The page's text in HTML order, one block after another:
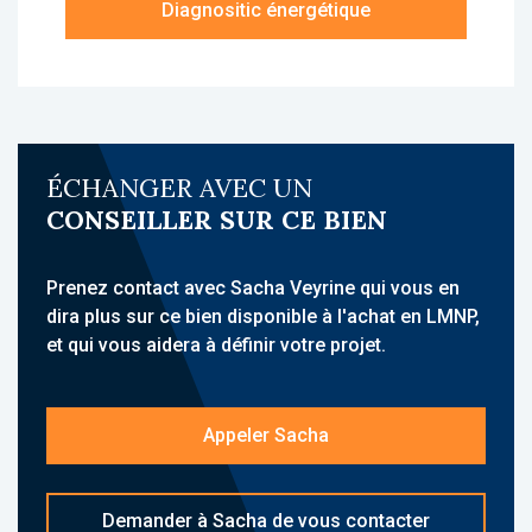
chambre, une salle de bains avec wc, une
La résidence Zenitude Roissy Village est une
résidence d'Affaires, idéalement située à
Roissy-en-France, à proximité de l’aéroport
Paris-Charles de Gaulle, d’Aéroville et des
principaux pôles économiques du secteur.
Elle accueille une clientèle d’affaires et
propose des hébergements meublés avec
services para-hôteliers.
Sa situation à quelques minutes de l’aéroport
Paris-Charles de Gaulle, proche des grands
constitue un atout majeur.
Diagnositic énergétique
ÉCHANGER AVEC UN
CONSEILLER SUR CE BIEN
Prenez contact avec Sacha Veyrine qui vous en
dira plus sur ce bien disponible à l'achat en LMNP,
et qui vous aidera à définir votre projet.
Appeler Sacha
Demander à Sacha de vous contacter